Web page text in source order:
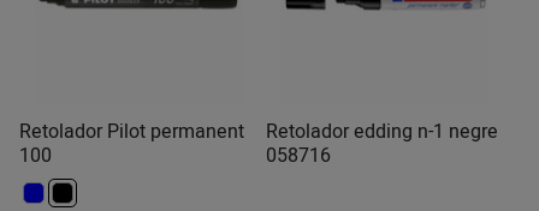
Retolador Pilot permanent
100
Retolador edding n-1 negre
058716